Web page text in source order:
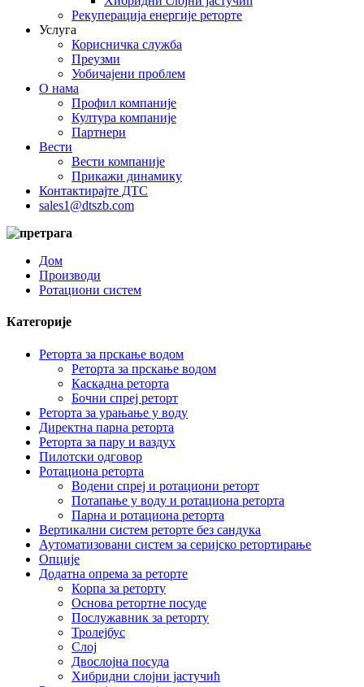
Рекуперација енергије реторте
Услуга
Корисничка служба
Преузми
Уобичајени проблем
О нама
Профил компаније
Култура компаније
Партнери
Вести
Вести компаније
Прикажи динамику
Контактирајте ДТС
sales1@dtszb.com
Дом
Производи
Ротациони систем
Категорије
Реторта за прскање водом
Реторта за прскање водом
Каскадна реторта
Бочни спреј реторт
Реторта за урањање у воду
Директна парна реторта
Реторта за пару и ваздух
Пилотски одговор
Ротациона реторта
Водени спреј и ротациони реторт
Потапање у воду и ротациона реторта
Парна и ротациона реторта
Вертикални систем реторте без сандука
Аутоматизовани систем за серијско ретортирање
Опције
Додатна опрема за реторте
Корпа за реторту
Основа ретортне посуде
Послужавник за реторту
Тролејбус
Слој
Двослојна посуда
Хибридни слојни јастучић